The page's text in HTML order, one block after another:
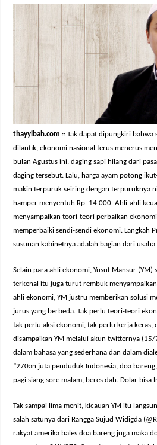
thayyibah.com :: Tak dapat dipungkiri bahwa
dilantik, ekonomi nasional terus menerus
bulan Agustus ini, daging sapi hilang dari
daging tersebut. Lalu, harga ayam potong
makin terpuruk seiring dengan terpuruknya
hamper menyentuh Rp. 14.000. Ahli-ahli
menyampaikan teori-teori perbaikan
memperbaiki sendi-sendi ekonomi. Langkah
susunan kabinetnya adalah bagian dari
Selain para ahli ekonomi, Yusuf Mansur (YM)
terkenal itu juga turut rembuk
ahli ekonomi, YM justru memberikan solusi
jurus yang berbeda. Tak perlu teori-teori
tak perlu aksi ekonomi, tak perlu kerja keras,
disampaikan YM melalui akun twitternya (15/
dalam bahasa yang sederhana dan dalam
“270an juta penduduk Indonesia, doa
pagi siang sore malam, beres dah. Dolar bisa
Tak sampai lima menit, kicauan YM itu
salah satunya dari Rangga Sujud Widigda
rakyat amerika bales doa bareng juga maka